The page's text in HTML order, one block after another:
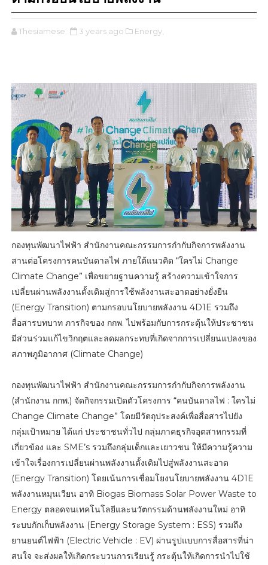
Thesiamese 3 years ago Energy,
กองทุนพัฒนาไฟฟ้า สำนักงานคณะกรรมการกำกับกิจการพลังงาน
สานต่อโครงการคนบันดาลไฟ ภายใต้แนวคิด “ใครไม่ Change
Climate Change” เพื่อขยายฐานความรู้ สร้างความเข้าใจการ
เปลี่ยนผ่านพลังงานดั้งเดิมสู่การใช้พลังงานสะอาดอย่างยั่งยืน
(Energy Transition) ตามกรอบนโยบายพลังงาน 4D1E รวมถึง
สื่อสารบทบาท ภารกิจของ กกพ. ไปพร้อมกับการกระตุ้นให้ประชาชน
มีส่วนร่วมแก้ไขวิกฤตและลดผลกระทบที่เกิดจากการเปลี่ยนแปลงของ
สภาพภูมิอากาศ (Climate Change)
กองทุนพัฒนาไฟฟ้า สำนักงานคณะกรรมการกำกับกิจการพลังงาน
(สำนักงาน กกพ.) จัดกิจกรรมเปิดตัวโครงการ “คนบันดาลไฟ : ใครไม่
Change Climate Change” โดยมีวัตถุประสงค์เพื่อสื่อสารไปยัง
กลุ่มเป้าหมาย ได้แก่ ประชาชนทั่วไป กลุ่มภาคธุรกิจอุตสาหกรรมที่
เกี่ยวข้อง และ SME’s รวมถึงกลุ่มเด็กและเยาวชน ให้มีความรู้ความ
เข้าใจเรื่องการเปลี่ยนผ่านพลังงานดั้งเดิมไปสู่พลังงานสะอาด
(Energy Transition) โดยเน้นการเชื่อมโยงนโยบายพลังงาน 4D1E
พลังงานหมุนเวียน อาทิ Biogas Biomass Solar Power Waste to
Energy ตลอดจนเทคโนโลยีและนวัตกรรมด้านพลังงานใหม่ อาทิ
ระบบกักเก็บพลังงาน (Energy Storage System : ESS) รวมถึง
ยานยนต์ไฟฟ้า (Electric Vehicle : EV) ผ่านรูปแบบการสื่อสารที่น่า
สนใจ จะส่งผลให้เกิดกระบวนการเรียนรู้ กระตุ้นให้เกิดการนำไปใช้